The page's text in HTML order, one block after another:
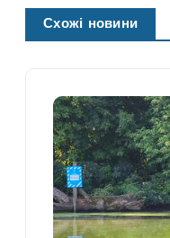
Схожі новини